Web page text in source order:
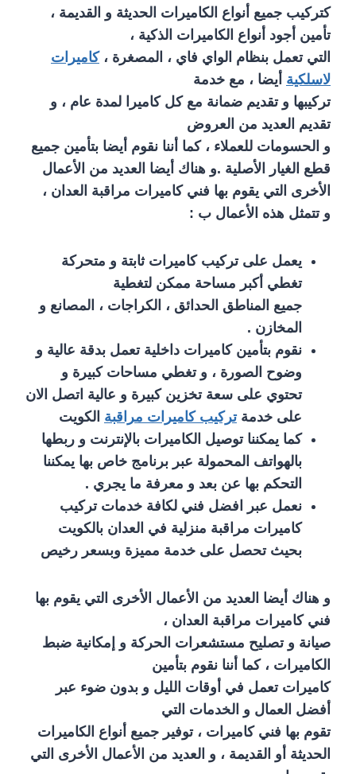
كتركيب جميع أنواع الكاميرات الحديثة و القديمة ،
تأمين أجود أنواع الكاميرات الذكية ،
التي تعمل بنظام الواي فاي ، المصغرة ،كاميرات
لاسلكية أيضا ، مع خدمة
تركيبها و تقديم ضمانة مع كل كاميرا لمدة عام ، و
تقديم العديد من العروض
و الحسومات للعملاء ، كما أننا نقوم أيضا بتأمين جميع
قطع الغيار الأصلية .و هناك أيضا العديد من الأعمال
الأخرى التي يقوم بها فني كاميرات مراقبة العدان ،
و تتمثل هذه الأعمال ب :
يعمل على تركيب كاميرات ثابتة و متحركة
تغطي أكبر مساحة ممكن لتغطية
جميع المناطق الحدائق ، الكراجات ، المصانع و
المخازن .
نقوم بتأمين كاميرات داخلية تعمل بدقة عالية و
وضوح الصورة ، و تغطي مساحات كبيرة و
تحتوي على سعة تخزين كبيرة و عالية اتصل الان
على خدمةتركيب كاميرات مراقبة الكويت
كما يمكننا توصيل الكاميرات بالإنترنت و ربطها
بالهواتف المحمولة عبر برنامج خاص بها يمكننا
التحكم بها عن بعد و معرفة ما يجري .
نعمل عبر افضل فني لكافة خدمات تركيب
كاميرات مراقبة منزلية في العدان بالكويت
بحيث تحصل على خدمة مميزة وبسعر رخيص
و هناك أيضا العديد من الأعمال الأخرى التي يقوم بها
فني كاميرات مراقبة العدان ،
صيانة و تصليح مستشعرات الحركة و إمكانية ضبط
الكاميرات ، كما أننا نقوم بتأمين
كاميرات تعمل في أوقات الليل و بدون ضوء عبر
أفضل العمال و الخدمات التي
تقوم بها فني كاميرات ، توفير جميع أنواع الكاميرات
الحديثة أو القديمة ، و العديد من الأعمال الأخرى التي